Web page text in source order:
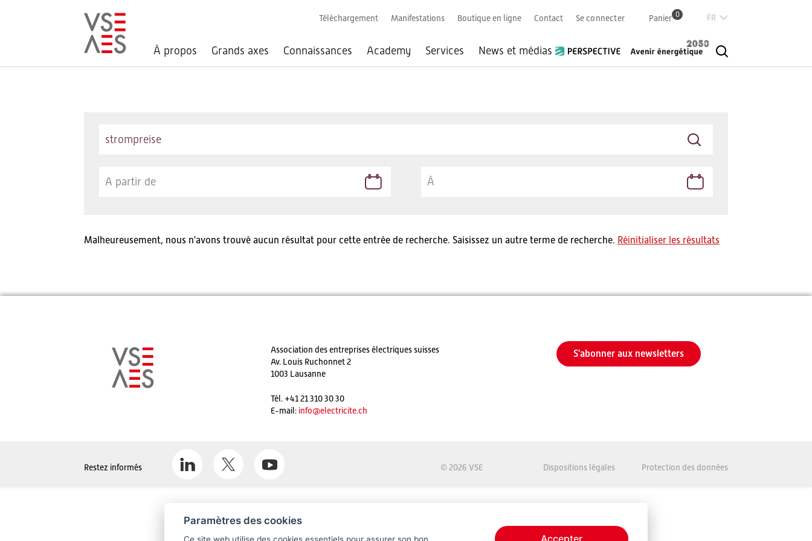
À propos Grands axes Connaissances Academy Services News et médias
Téléchargement Manifestations Boutique en ligne Contact Se connecter Panier 0
English
Malheureusement, nous n'avons trouvé aucun résultat pour cette entrée de recherche. Saisissez un autre terme de recherche. Réinitialiser les résultats
Association des entreprises électriques suisses
Av. Louis Ruchonnet 2
1003 Lausanne
Tél. +41 21 310 30 30
E-mail: info@electricite.ch
S'abonner aux newsletters
Restez informés © 2026 VSE Dispositions légales Protection des données
Paramètres des cookies